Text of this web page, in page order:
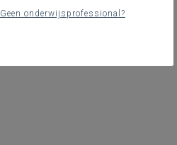
Geen onderwijsprofessional?